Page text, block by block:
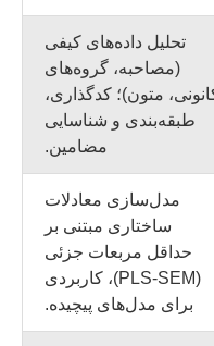
تحلیل داده‌های کیفی
(مصاحبه، گروه‌های
متون)؛ کدگذاری،
طبقه‌بندی و شناسایی
مضامین.
مدل‌سازی معادلات
ساختاری مبتنی بر
حداقل مربعات جزئی
(PLS-SEM)، کاربردی
برای مدل‌های پیچیده.